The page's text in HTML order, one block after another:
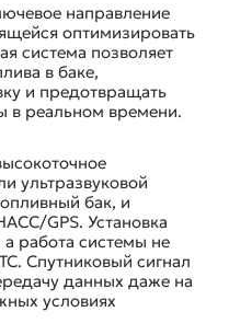
направление
оптимизировать
система позволяет
в баке,
и предотвращать
в реальном времени.
ультразвуковой
бак, и
GPS. Установка
работа системы не
Спутниковый сигнал
данных даже на
условиях